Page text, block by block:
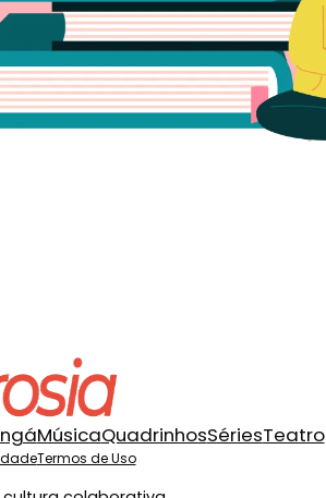
MúsicaQuadrinhosSériesTeatro
Termos de Uso